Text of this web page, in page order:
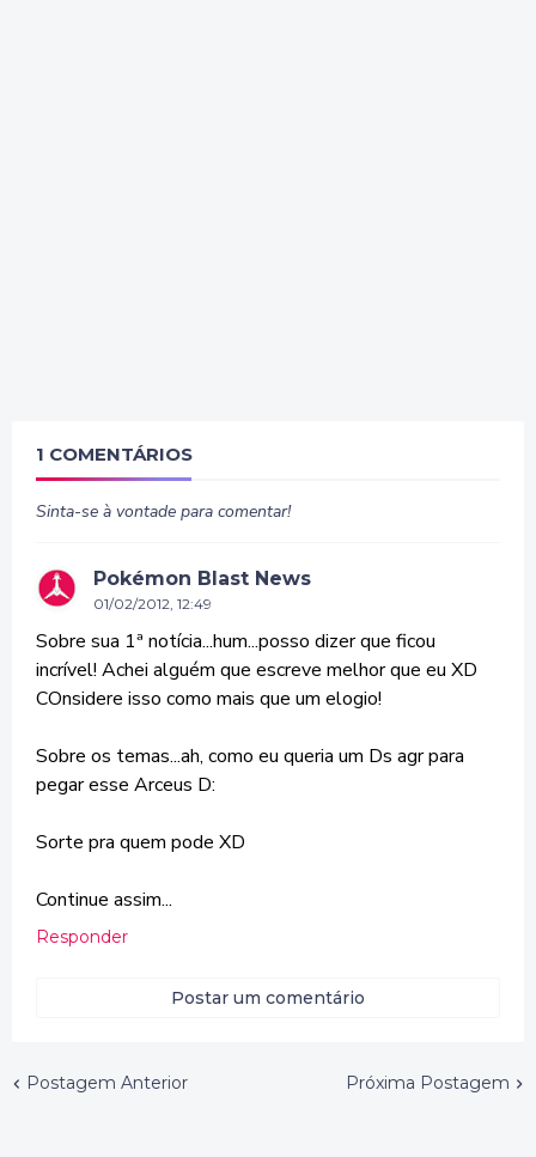
1 COMENTÁRIOS
Sinta-se à vontade para comentar!
Pokémon Blast News
01/02/2012, 12:49
Sobre sua 1ª notícia...hum...posso dizer que ficou
incrível! Achei alguém que escreve melhor que eu XD
COnsidere isso como mais que um elogio!
Sobre os temas...ah, como eu queria um Ds agr para
pegar esse Arceus D:
Sorte pra quem pode XD
Continue assim...
Responder
Postar um comentário
Postagem Anterior Próxima Postagem